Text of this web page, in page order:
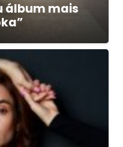
álbum mais